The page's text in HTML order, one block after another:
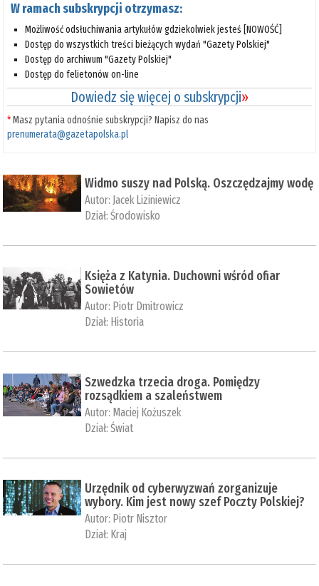
W ramach subskrypcji otrzymasz:
Możliwość odsłuchiwania artykułów gdziekolwiek jesteś [NOWOŚĆ]
Dostęp do wszystkich treści bieżących wydań "Gazety Polskiej"
Dostęp do archiwum "Gazety Polskiej"
Dostęp do felietonów on-line
Dowiedz się więcej o subskrypcji»
*Masz pytania odnośnie subskrypcji? Napisz do nas
prenumerata@gazetapolska.pl
Widmo suszy nad Polską. Oszczędzajmy wodę
Autor: Jacek Liziniewicz
Dział:Środowisko
Księża z Katynia. Duchowni wśród ofiar
Sowietów
Autor: Piotr Dmitrowicz
Dział: Historia
Szwedzka trzecia droga. Pomiędzy
rozsądkiem a szaleństwem
Autor: Maciej Kożuszek
Dział:Świat
Urzędnik od cyberwyzwań zorganizuje
wybory. Kim jest nowy szef Poczty Polskiej?
Autor: Piotr Nisztor
Dział: Kraj